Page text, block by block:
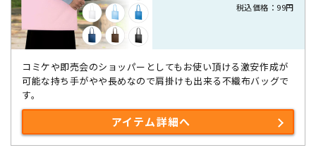
税込価格：99円
コミケや即売会のショッパーとしてもお使い頂ける激安作成が
可能な持ち手がやや長めなので肩掛けも出来る不織布バッグで
す。
アイテム詳細へ